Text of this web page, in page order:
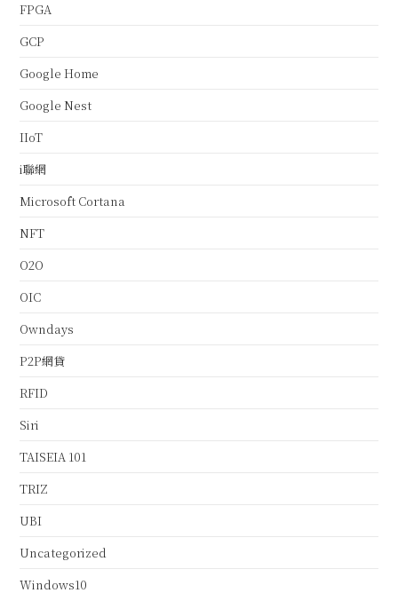
FPGA
GCP
Google Home
Google Nest
IIoT
i聯網
Microsoft Cortana
NFT
O2O
OIC
Owndays
P2P網貸
RFID
Siri
TAISEIA 101
TRIZ
UBI
Uncategorized
Windows10